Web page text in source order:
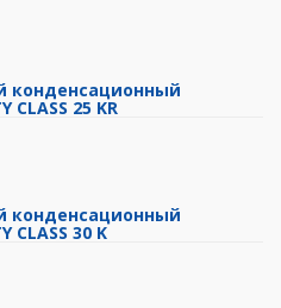
конденсационный
CLASS 25 KR
конденсационный
CLASS 30 K